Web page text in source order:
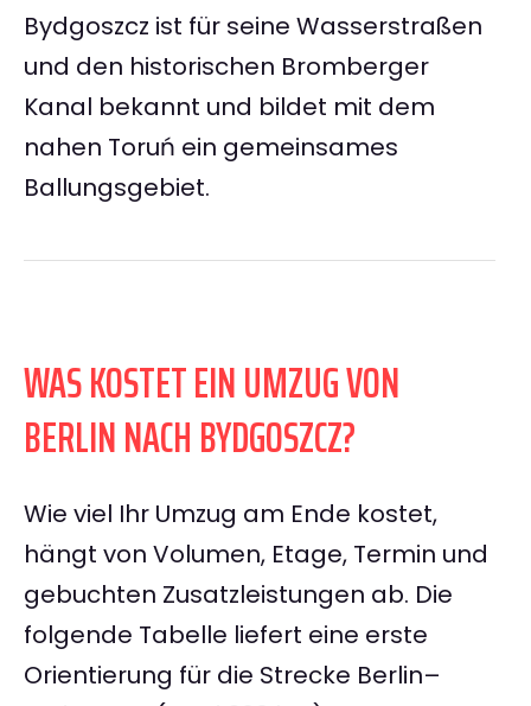
Bydgoszcz ist für seine Wasserstraßen
und den historischen Bromberger
Kanal bekannt und bildet mit dem
nahen Toruń ein gemeinsames
Ballungsgebiet.
WAS KOSTET EIN UMZUG VON
BERLIN NACH BYDGOSZCZ?
Wie viel Ihr Umzug am Ende kostet,
hängt von Volumen, Etage, Termin und
gebuchten Zusatzleistungen ab. Die
folgende Tabelle liefert eine erste
Orientierung für die Strecke Berlin–